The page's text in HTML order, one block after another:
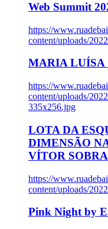
Web Summit
https://
content/uploads/
MARIA LUÍSA
https://
content/uploads/
335x256.jpg
LOTA DA
DIMENSÃO
VÍTOR
https://
content/uploads/
Pink Night by